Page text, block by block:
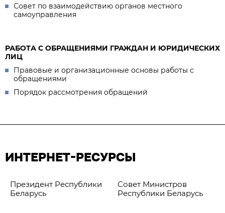
Совет по взаимодействию органов местного
самоуправления
РАБОТА С ОБРАЩЕНИЯМИ ГРАЖДАН И ЮРИДИЧЕСКИХ
ЛИЦ
Правовые и организационные основы работы с
обращениями
Порядок рассмотрения обращений
ИНТЕРНЕТ-РЕСУРСЫ
Президент Республики
Беларусь
Совет Министров
Республики Беларусь